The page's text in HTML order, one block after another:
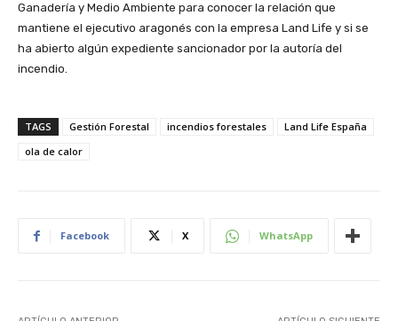
Ganadería y Medio Ambiente para conocer la relación que
mantiene el ejecutivo aragonés con la empresa Land Life y si se
ha abierto algún expediente sancionador por la autoría del
incendio.
TAGS Gestión Forestal incendios forestales
Land Life España
ola de calor
Facebook X WhatsApp